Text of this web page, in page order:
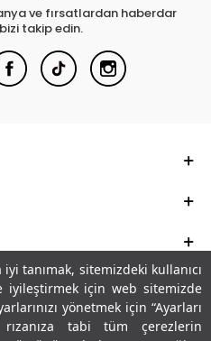
tanımak, sitemizdeki kullanıcı
iyileştirmek için web sitemizde
yönetmek için “Ayarları
tabi tüm çerezlerin
ve fırsatlardan haberdar
takip edin.